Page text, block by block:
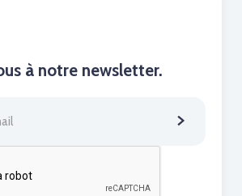
à notre newsletter.